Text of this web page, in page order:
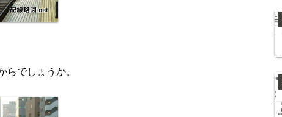
でしょうか。